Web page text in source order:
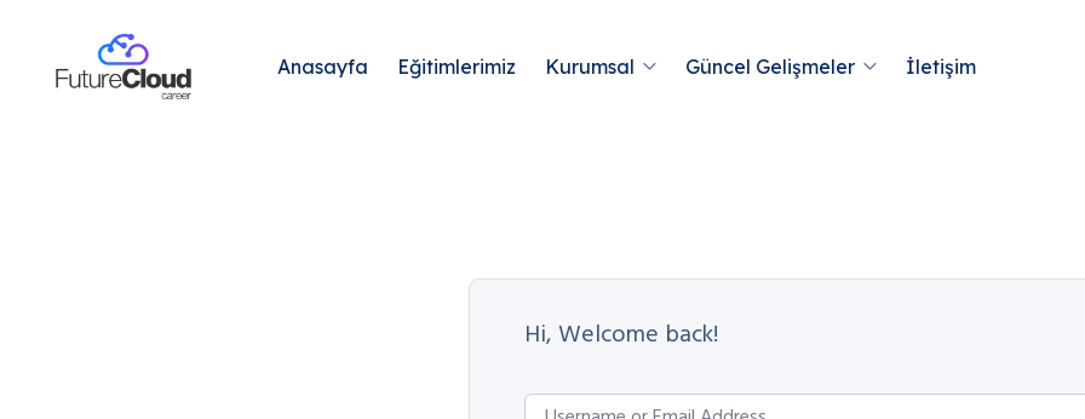
Anasayfa Eğitimlerimiz Kurumsal Güncel Gelişmeler İletişim
Hi, Welcome back!